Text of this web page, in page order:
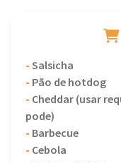
-Salsicha
- Pão de hotdog
- Cheddar (usar
pode)
- Barbecue
- Cebola